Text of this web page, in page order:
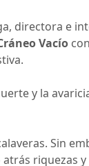
directora e
Vacío
y la
Sin
riquezas